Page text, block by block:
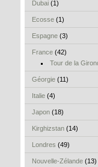
Dubai (1)
Ecosse (1)
Espagne (3)
France (42)
Tour de la
Géorgie (11)
Italie (4)
Japon (18)
Kirghizstan (14)
Londres (49)
Nouvelle-Zélande (13)